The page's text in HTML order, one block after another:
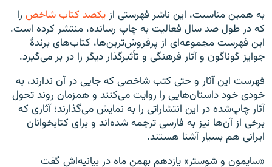
به همین مناسبت، این ناشر فهرستی ازیکصد کتاب شاخص را
که در طول صد سال فعالیت به چاپ رسانده، منتشر کرده است.
این فهرست مجموعه‌ای از پرفروش‌ترین‌ها، کتاب‌های برندهٔ
جوایز گوناگون و آثار فرهنگی و تأثیرگذار دیگر را در بر می‌گیرد.
فهرست این آثار و حتی کتب شاخصی که جایی در آن ندارند، به
خودی خود داستان‌هایی را روایت می‌کنند و همزمان روند تحول
آثار چاپ‌شده در این انتشاراتی را به نمایش می‌گذارند؛ آثاری که
برخی از آن‌ها نیز به فارسی ترجمه شده‌اند و برای کتابخوانان
ایرانی هم بسیار آشنا هستند.
«سایمون و شوستر» یازدهم بهمن ماه در بیانیه‌اش گفت